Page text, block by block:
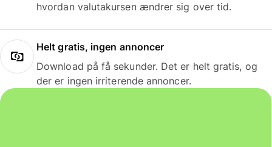
hvordan valutakursen ændrer sig over tid.
Helt gratis, ingen annoncer
Download på få sekunder. Det er helt gratis, og
der er ingen irriterende annoncer.